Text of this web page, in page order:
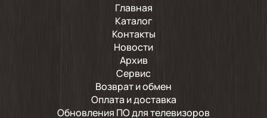
Главная
Каталог
Контакты
Новости
Архив
Сервис
Возврат и обмен
Оплата и доставка
Обновления ПО для телевизоров